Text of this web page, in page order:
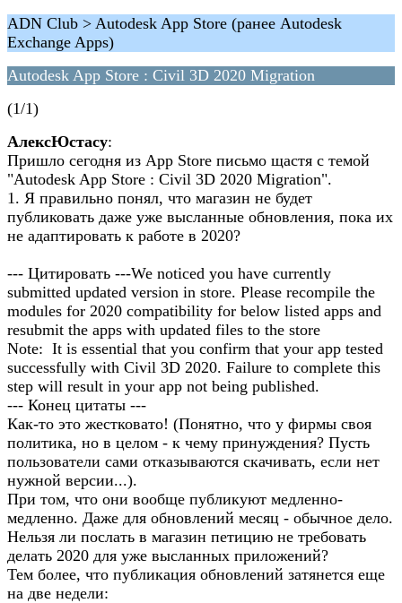
ADN Club > Autodesk App Store (ранее Autodesk
Exchange Apps)
Autodesk App Store : Civil 3D 2020 Migration
(1/1)
АлексЮстасу:
Пришло сегодня из App Store письмо щастя с темой
"Autodesk App Store : Civil 3D 2020 Migration".
1. Я правильно понял, что магазин не будет
публиковать даже уже высланные обновления, пока их
не адаптировать к работе в 2020?
--- Цитировать ---We noticed you have currently
submitted updated version in store. Please recompile the
modules for 2020 compatibility for below listed apps and
resubmit the apps with updated files to the store
Note: It is essential that you confirm that your app tested
successfully with Civil 3D 2020. Failure to complete this
step will result in your app not being published.
--- Конец цитаты ---
Как-то это жестковато! (Понятно, что у фирмы своя
политика, но в целом - к чему принуждения? Пусть
пользователи сами отказываются скачивать, если нет
нужной версии...).
При том, что они вообще публикуют медленно-
медленно. Даже для обновлений месяц - обычное дело.
Нельзя ли послать в магазин петицию не требовать
делать 2020 для уже высланных приложений?
Тем более, что публикация обновлений затянется еще
на две недели: